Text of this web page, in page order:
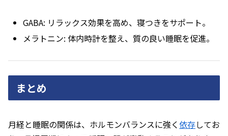
GABA: リラックス効果を高め、寝つきをサポート。
メラトニン: 体内時計を整え、質の良い睡眠を促進。
まとめ
月経と睡眠の関係は、ホルモンバランスに強く 依存してお